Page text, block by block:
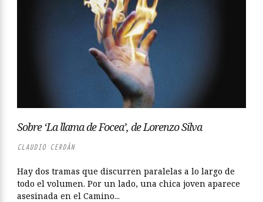
Sobre ‘La llama de Focea’, de Lorenzo Silva
CLAUDIO CERDÁN
Hay dos tramas que discurren paralelas a lo largo de
todo el volumen. Por un lado, una chica joven aparece
asesinada en el Camino...